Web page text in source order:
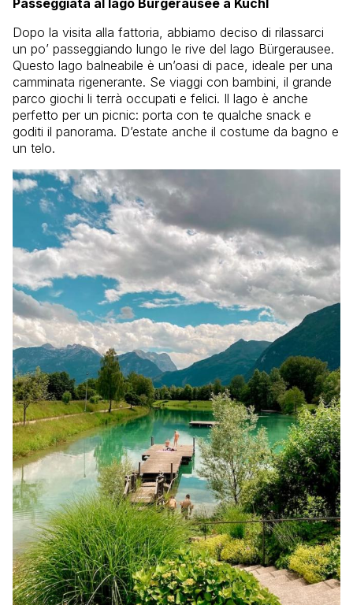
Passeggiata al lago Bürgerausee a Kuchl
Dopo la visita alla fattoria, abbiamo deciso di rilassarci
un po’ passeggiando lungo le rive del lago Bürgerausee.
Questo lago balneabile è un’oasi di pace, ideale per una
camminata rigenerante. Se viaggi con bambini, il grande
parco giochi li terrà occupati e felici. Il lago è anche
perfetto per un picnic: porta con te qualche snack e
goditi il panorama. D’estate anche il costume da bagno e
un telo.